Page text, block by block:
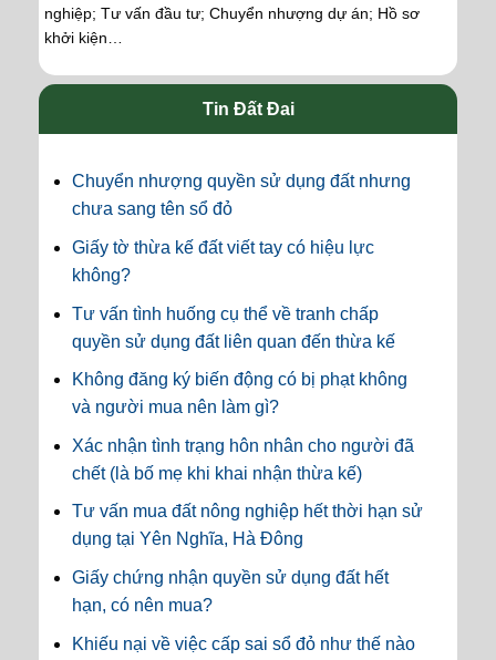
nghiệp; Tư vấn đầu tư; Chuyển nhượng dự án; Hồ sơ
khởi kiện…
Tin Đất Đai
Chuyển nhượng quyền sử dụng đất nhưng
chưa sang tên sổ đỏ
Giấy tờ thừa kế đất viết tay có hiệu lực
không?
Tư vấn tình huống cụ thể về tranh chấp
quyền sử dụng đất liên quan đến thừa kế
Không đăng ký biến động có bị phạt không
và người mua nên làm gì?
Xác nhận tình trạng hôn nhân cho người đã
chết (là bố mẹ khi khai nhận thừa kế)
Tư vấn mua đất nông nghiệp hết thời hạn sử
dụng tại Yên Nghĩa, Hà Đông
Giấy chứng nhận quyền sử dụng đất hết
hạn, có nên mua?
Khiếu nại về việc cấp sai sổ đỏ như thế nào